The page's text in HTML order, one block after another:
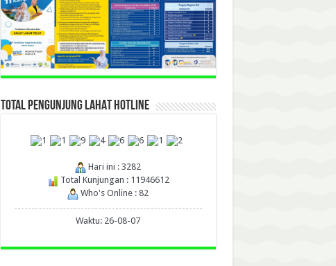
TOTAL PENGUNJUNG LAHAT HOTLINE
Hari ini : 3282
Total Kunjungan : 11946612
Who's Online : 82
Waktu: 26-08-07